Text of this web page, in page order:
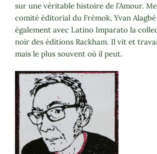
sur une véritable histoire de l’Amour.
comité éditorial du Frémok, Yvan
également avec Latino Imparato la
noir des éditions Rackham. Il vit et
mais le plus souvent où il peut.